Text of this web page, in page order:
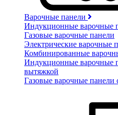
Варочные панели
Индукционные варочные
Газовые варочные панели
Электрические варочные
Комбинированные
Индукционные варочные
вытяжкой
Газовые варочные панели